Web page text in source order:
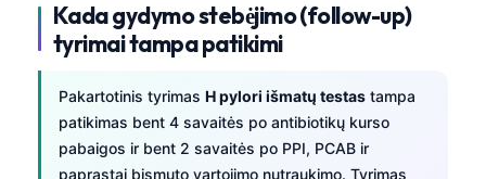
Kada gydymo stebėjimo (follow-up)
tyrimai tampa patikimi
Pakartotinis tyrimas H pylori išmatų testas tampa
patikimas bent 4 savaitės po antibiotikų kurso
pabaigos ir bent 2 savaitės po PPI, PCAB ir
paprastai bismuto vartojimo nutraukimo. Tyrimas
Беларуская мова
Esperanto
Frysk
Ślōnskŏ gŏdka
Norsk bokmål